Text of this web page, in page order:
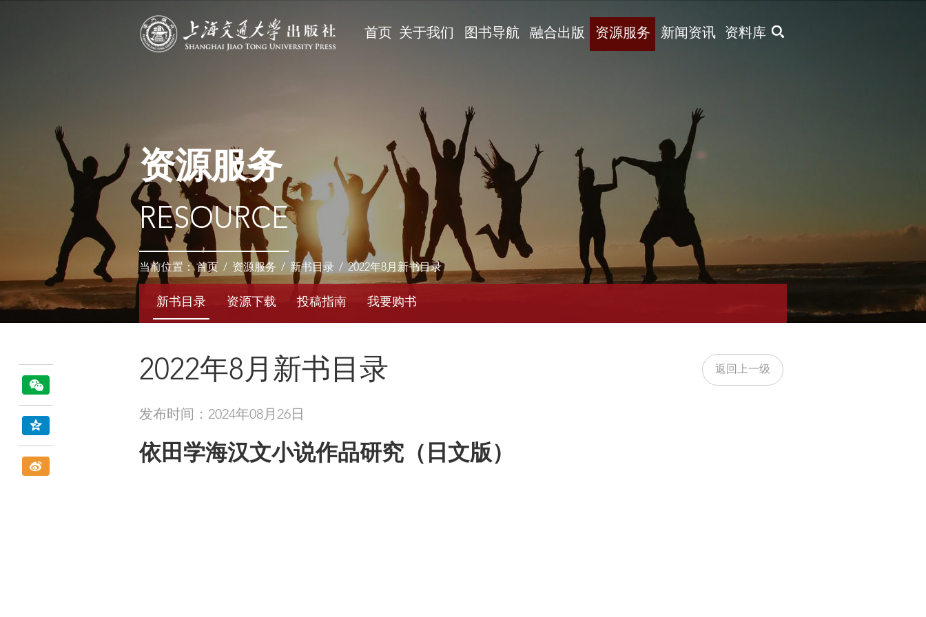
X
首页 关于我们 图书导航 融合出版 资源服务 新闻资讯 资料库
资源服务
RESOURCE
当前位置：首页 / 资源服务 / 新书目录 / 2022年8月新书目录
新书目录 资源下载 投稿指南 我要购书
2022年8月新书目录 返回上一级
发布时间：2024年08月26日
依田学海汉文小说作品研究（日文版）